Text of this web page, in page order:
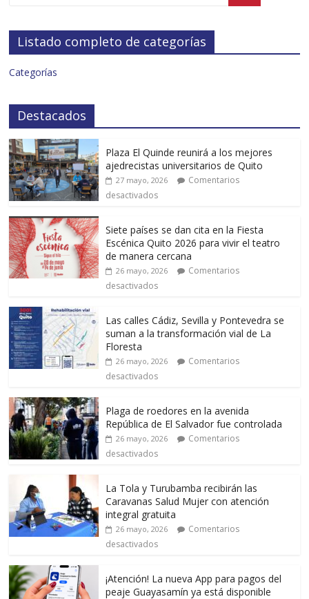
Listado completo de categorías
Categorías
Destacados
Plaza El Quinde reunirá a los mejores
ajedrecistas universitarios de Quito
27 mayo, 2026
Comentarios
desactivados
Siete países se dan cita en la Fiesta
Escénica Quito 2026 para vivir el teatro
de manera cercana
26 mayo, 2026
Comentarios
desactivados
Las calles Cádiz, Sevilla y Pontevedra se
suman a la transformación vial de La
Floresta
26 mayo, 2026
Comentarios
desactivados
Plaga de roedores en la avenida
República de El Salvador fue controlada
26 mayo, 2026
Comentarios
desactivados
La Tola y Turubamba recibirán las
Caravanas Salud Mujer con atención
integral gratuita
26 mayo, 2026
Comentarios
desactivados
¡Atención! La nueva App para pagos del
peaje Guayasamín ya está disponible